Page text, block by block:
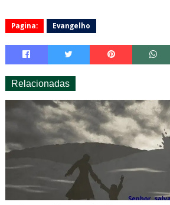
Pagina: Evangelho
Relacionadas